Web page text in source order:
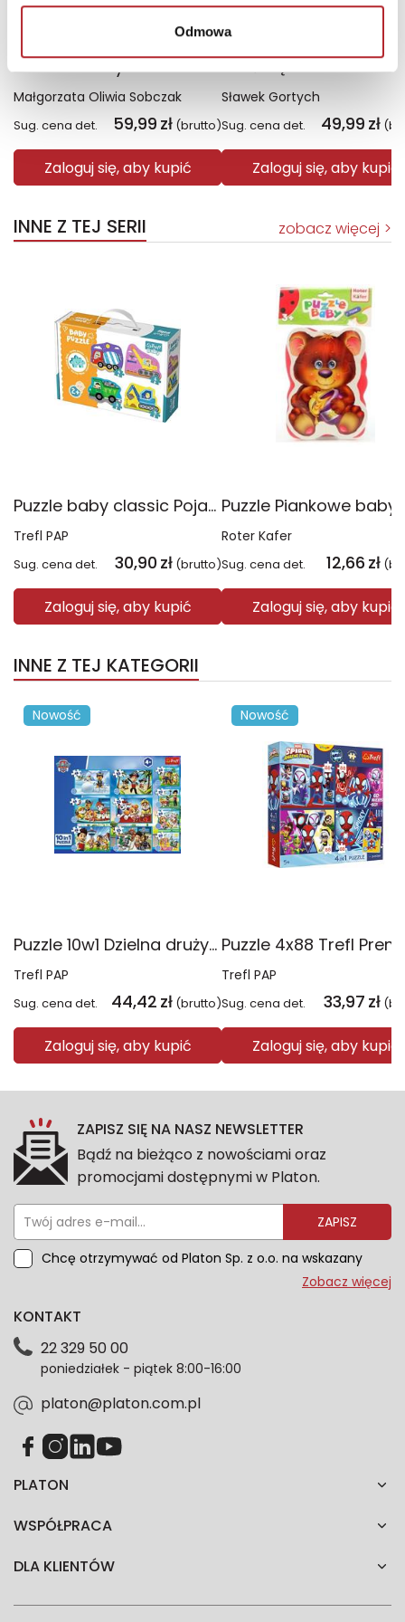
Odmowa
Fiolet. Kolory zła. Tom 7
Małgorzata Oliwia Sobczak
Sug. cena det. 59,99 zł (brutto)
Zaloguj się, aby kupić
Święto Karkonoszy
Sławek Gortych
Sug. cena det. 49,99 zł
Zaloguj się, aby kupić
INNE Z TEJ SERII zobacz więcej
Puzzle baby classic Pojazdy na budowie 36072
Trefl PAP
Sug. cena det. 30,90 zł (brutto)
Zaloguj się, aby kupić
Roter Kafer
Sug. cena det. 12,66 zł
Zaloguj się, aby kupić
INNE Z TEJ KATEGORII
Nowość
Puzzle 10w1 Dzielna drużyna Psiego Patrolu 96012
Trefl PAP
Sug. cena det. 44,42 zł (brutto)
Zaloguj się, aby kupić
Nowość
Trefl PAP
Sug. cena det. 33,97 zł
Zaloguj się, aby kupić
ZAPISZ SIĘ NA NASZ NEWSLETTER
Bądź na bieżąco z nowościami oraz
promocjami dostępnymi w Platon.
ZAPISZ
Chcę otrzymywać od Platon Sp. z o.o. na wskazany
przeze mnie adres e-mail informacje marketingowe
dotyczące danych osobowych znajdziesz w naszej
każdym czasie. Wycofanie zgody nie wpłynie na
zgodność z prawem przetwarzania dokonanego przed
Zobacz więcej
PLATON
WSPÓŁPRACA
DLA KLIENTÓW
KONTAKT
22 329 50 00
poniedziałek - piątek 8:00-16:00
platon@platon.com.pl